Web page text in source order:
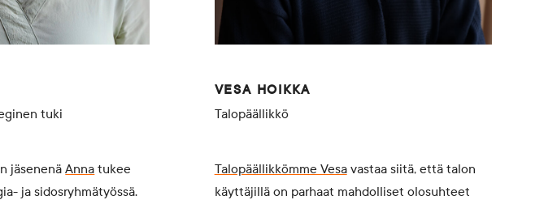
tuki
jäsenenäAnna tukee
ja sidosryhmätyössä.
VESA HOIKKA
Talopäällikkö
Talopäällikkömme Vesavastaa siitä, että talon
käyttäjillä on parhaat mahdolliset olosuhteet